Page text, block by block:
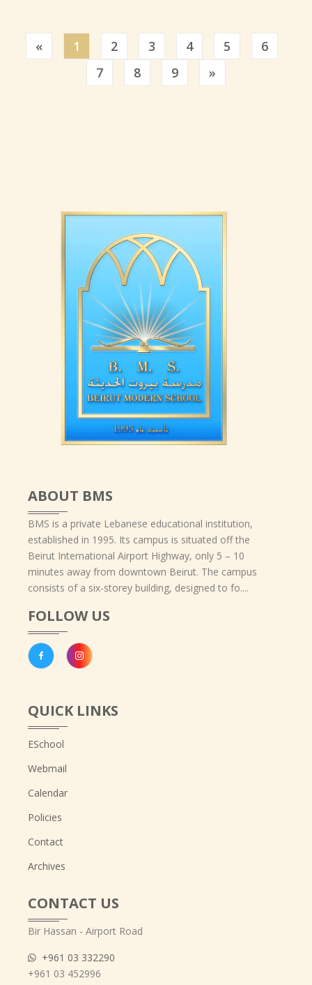
«Previous
1 2 3 4 5
6
7
8 9 »
ABOUT BMS
BMS is a private Lebanese educational institution,
established in 1995. Its campus is situated off the
Beirut International Airport Highway, only 5 – 10
minutes away from downtown Beirut. The campus
consists of a six-storey building, designed to fo....
FOLLOW US
QUICK LINKS
ESchool
Webmail
Calendar
Policies
Contact
Archives
CONTACT US
Bir Hassan - Airport Road
+961 03 332290
+961 03 452996